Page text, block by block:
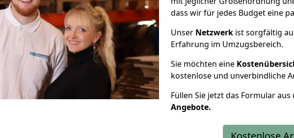
dass wir für jedes Budget eine
Unser Netzwerk ist sorgfältig
Erfahrung im Umzugsbereich.
Sie möchten eine
kostenlose und unverbindliche
Füllen Sie jetzt das Formular
Angebote.